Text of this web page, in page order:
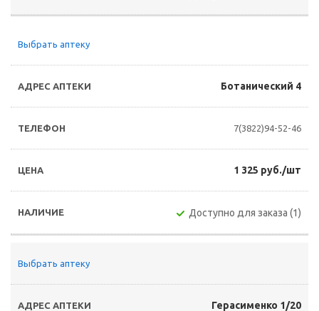
Выбрать аптеку
Ботанический 4
7(3822)94-52-46
1 325 руб./шт
Доступно для заказа (1)
Выбрать аптеку
Герасименко 1/20